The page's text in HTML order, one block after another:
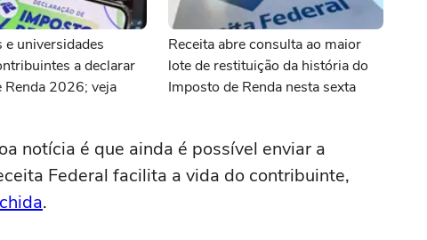
e universidades
a declarar
Renda 2026; veja
Receita abre consulta ao maior
lote de restituição da história do
Imposto de Renda nesta sexta
notícia é que ainda é possível enviar a
Federal facilita a vida do contribuinte,
.